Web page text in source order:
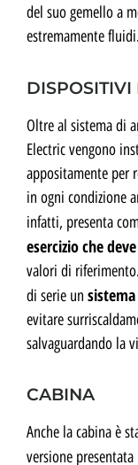
del suo gemello a
estremamente fluidi.
Oltre al sistema di
Electric vengono
appositamente per
in ogni condizione
infatti, presenta
esercizio che
valori di
di serie un
evitare
salvaguardando la
CABINA
Anche la cabina è
versione